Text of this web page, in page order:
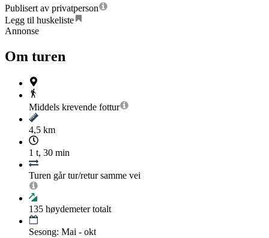
Publisert av privatperson
Legg til huskeliste
Annonse
Om turen
Middels krevende fottur
4,5 km
1 t, 30 min
Turen går tur/retur samme vei
135 høydemeter totalt
Sesong: Mai - okt